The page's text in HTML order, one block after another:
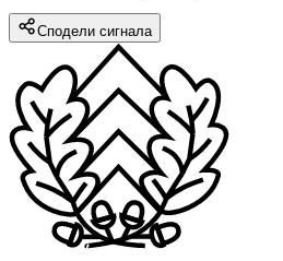
Сподели сигнала